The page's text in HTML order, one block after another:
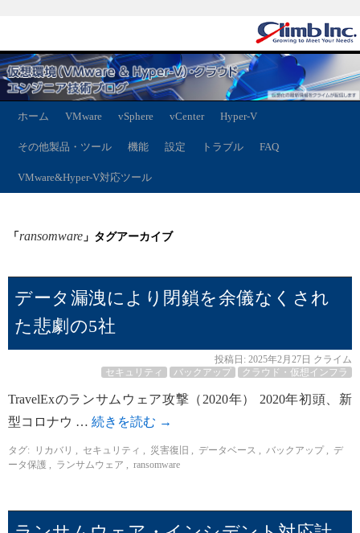
ホーム VMware vSphere vCenter Hyper-V
その他製品・ツール 機能 設定 トラブル FAQ
VMware&Hyper-V対応ツール
「ransomware 」タグアーカイブ
データ漏洩により閉鎖を余儀なくされ
た悲劇の5社
投稿日: 2025年2月27日 クライム
セキュリティ
バックアップ クラウド・仮想インフラ
TravelExのランサムウェア攻撃（2020年） 2020年初頭、新
型コロナウ … 続きを読む →
タグ: リカバリ セキュリティ 災害復旧 データベース バックアップ
デ
ータ保護
ランサムウェア ransomware